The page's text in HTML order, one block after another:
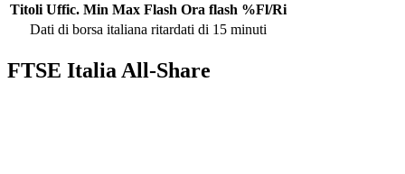
Titoli Uffic. Min Max Flash Ora flash %Fl/Ri
Dati di borsa italiana ritardati di 15 minuti
FTSE Italia All-Share